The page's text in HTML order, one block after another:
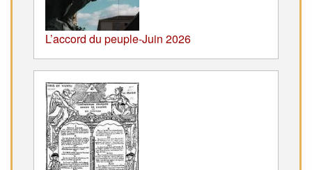
L’accord du peuple-Juin 2026